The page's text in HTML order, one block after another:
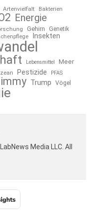
Artenvielfalt
Bakterien
Energie
Gehirn Genetik
Insekten
Lebensmittel
Meer
Pestizide PFAS
Trump
Vögel
Media LLC. All